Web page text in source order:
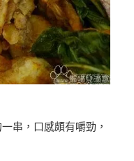
串，口感頗有嚼勁，